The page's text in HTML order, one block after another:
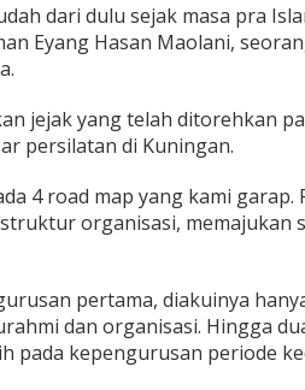
dari dulu sejak masa pra
Eyang Hasan Maolani,
jejak yang telah ditorehkan
persilatan di Kuningan.
4 road map yang kami garap.
organisasi, memajukan
pertama, diakuinya
dan organisasi. Hingga
pada kepengurusan periode